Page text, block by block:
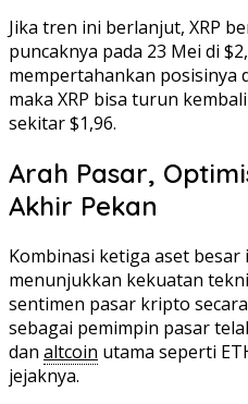
Jika tren ini berlanjut, XRP
puncaknya pada 23 Mei di
mempertahankan posisinya
maka XRP bisa turun
sekitar $1,96.
Arah Pasar,
Akhir Pekan
Kombinasi ketiga aset besar
menunjukkan kekuatan
sentimen pasar kripto
sebagai pemimpin pasar
dan altcoin utama seperti
jejaknya.